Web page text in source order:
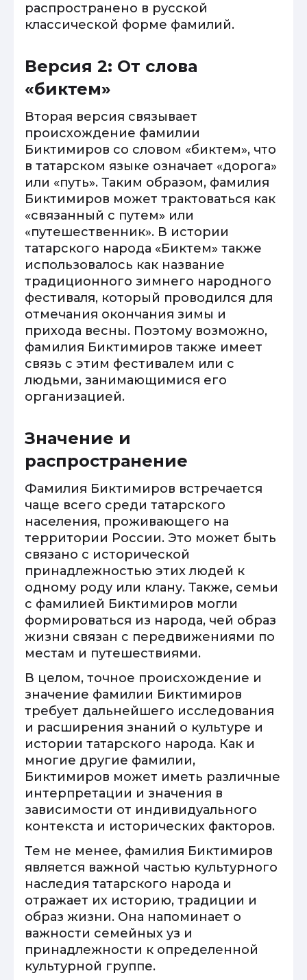
распространено в русской
классической форме фамилий.
Версия 2: От слова
«биктем»
Вторая версия связывает
происхождение фамилии
Биктимиров со словом «биктем», что
в татарском языке означает «дорога»
или «путь». Таким образом, фамилия
Биктимиров может трактоваться как
«связанный с путем» или
«путешественник». В истории
татарского народа «Биктем» также
использовалось как название
традиционного зимнего народного
фестиваля, который проводился для
отмечания окончания зимы и
прихода весны. Поэтому возможно,
фамилия Биктимиров также имеет
связь с этим фестивалем или с
людьми, занимающимися его
организацией.
Значение и
распространение
Фамилия Биктимиров встречается
чаще всего среди татарского
населения, проживающего на
территории России. Это может быть
связано с исторической
принадлежностью этих людей к
одному роду или клану. Также, семьи
с фамилией Биктимиров могли
формироваться из народа, чей образ
жизни связан с передвижениями по
местам и путешествиями.
В целом, точное происхождение и
значение фамилии Биктимиров
требует дальнейшего исследования
и расширения знаний о культуре и
истории татарского народа. Как и
многие другие фамилии,
Биктимиров может иметь различные
интерпретации и значения в
зависимости от индивидуального
контекста и исторических факторов.
Тем не менее, фамилия Биктимиров
является важной частью культурного
наследия татарского народа и
отражает их историю, традиции и
образ жизни. Она напоминает о
важности семейных уз и
принадлежности к определенной
культурной группе.